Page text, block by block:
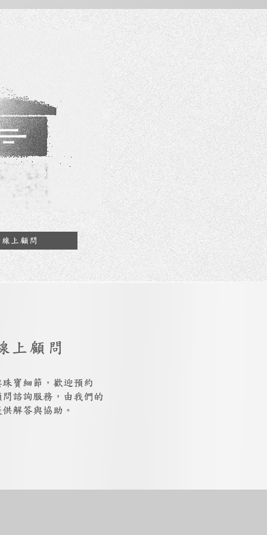
上顧問
上顧問
寶細節，歡迎預約
諮詢服務，由我們的
解答與協助。